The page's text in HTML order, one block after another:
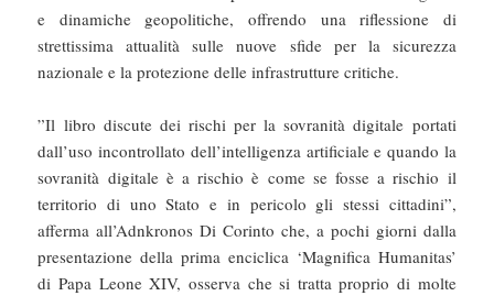
e dinamiche geopolitiche, offrendo una riflessione di
strettissima attualità sulle nuove sfide per la sicurezza
nazionale e la protezione delle infrastrutture critiche.
”Il libro discute dei rischi per la sovranità digitale portati
dall’uso incontrollato dell’intelligenza artificiale e quando la
sovranità digitale è a rischio è come se fosse a rischio il
territorio di uno Stato e in pericolo gli stessi cittadini”,
afferma all’Adnkronos Di Corinto che, a pochi giorni dalla
presentazione della prima enciclica ‘Magnifica Humanitas’
di Papa Leone XIV, osserva che si tratta proprio di molte